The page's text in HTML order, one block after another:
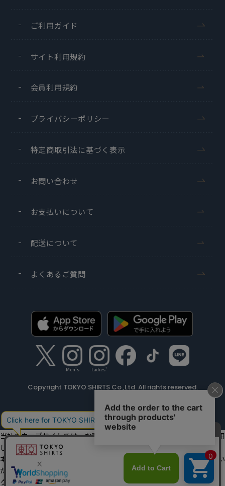
ご利用ガイド
サイト利用規約
会員利用規約
プライバシーポリシー
特定商取引法に基づく表示
お問い合わせ
お支払いについて
配送について
よくあるご質問
Men's Ladies'
Copyright TOKYO SHIRTS Co.,Ltd. All rights reserved.
当社のウェブサイトでは、お客様の利便性向上のためにクッキーを利用
しています。
本ウェブサイトをこのままご利用になる場合、クッキーの使用に同意い
ただいたものとみなします。
クッキーを通じて収集する情報には、「お客様個人を特定できる情報」